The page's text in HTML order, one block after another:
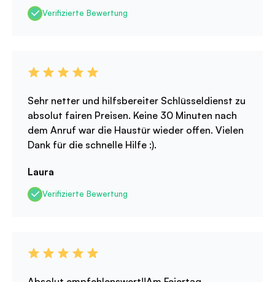
Verifizierte Bewertung
Sehr netter und hilfsbereiter Schlüsseldienst zu
absolut fairen Preisen. Keine 30 Minuten nach
dem Anruf war die Haustür wieder offen. Vielen
Dank für die schnelle Hilfe :).
Laura
Verifizierte Bewertung